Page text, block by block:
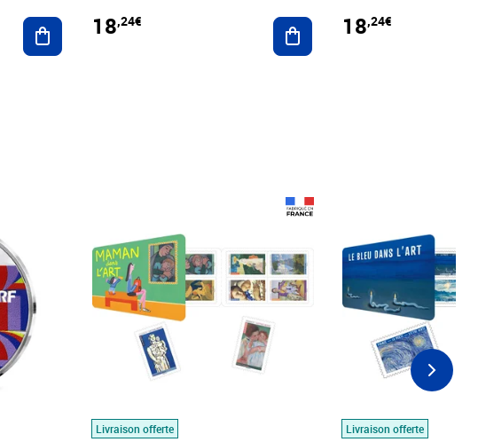
Ajouter au panier
18,24€ Ajouter au panier
18,24€
Livraison offerte
Livraison offerte